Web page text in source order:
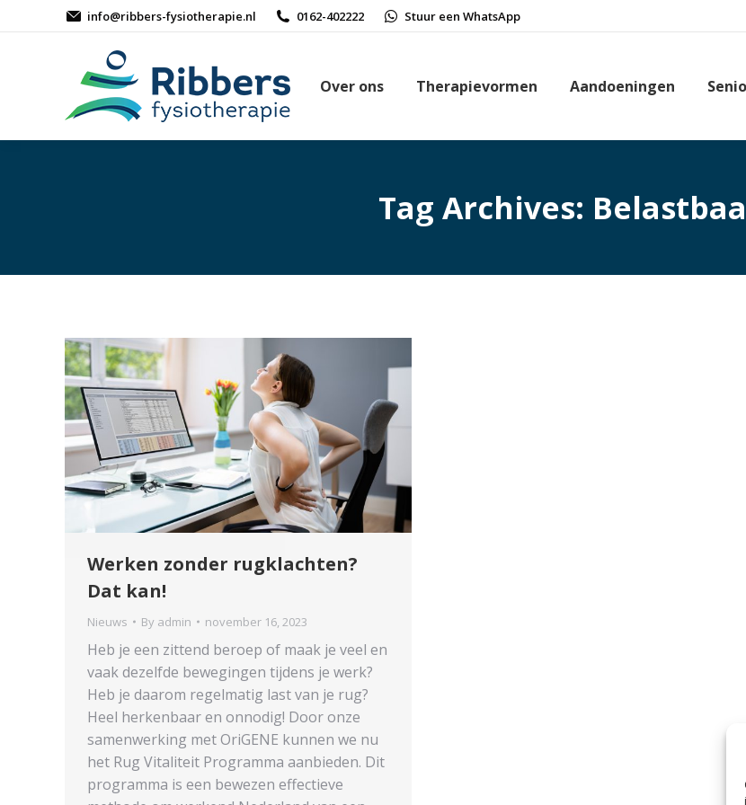
info@ribbers-fysiotherapie.nl 0162-402222 Stuur een WhatsApp
Over ons Therapievormen Aandoeningen
Tag Archives:
Werken zonder rugklachten?
Dat kan!
Nieuws By admin november 16, 2023
Heb je een zittend beroep of maak je veel en
vaak dezelfde bewegingen tijdens je werk?
Heb je daarom regelmatig last van je rug?
Heel herkenbaar en onnodig! Door onze
samenwerking met OriGENE kunnen we nu
het Rug Vitaliteit Programma aanbieden. Dit
programma is een bewezen effectieve